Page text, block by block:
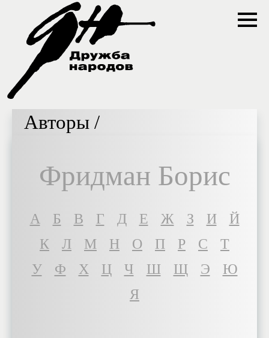
Авторы /
Фридман Борис
A Б В Г Д Е Ж З И
Й
К
Л М Н О П Р С
Т
У
Ф Х Ц Ч Ш Щ Э
Ю
Я